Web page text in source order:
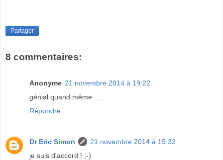
Partager
8 commentaires:
Anonyme 21 novembre 2014 à 19:22
génial quand même ....
Répondre
Dr Eric Simon
21 novembre 2014 à 19:32
je suis d'accord ! ;-)